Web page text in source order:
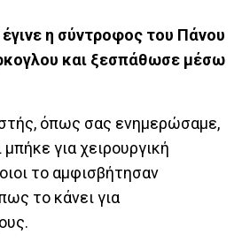
η σύντροφος του Πάνου
και ξεσπάθωσε μέσω
όπως σας ενημερώσαμε,
για χειρουργική
το αμφισβήτησαν
το κάνει για